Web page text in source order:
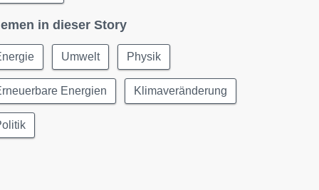
in dieser Story
Umwelt Physik
Energien Klimaveränderung